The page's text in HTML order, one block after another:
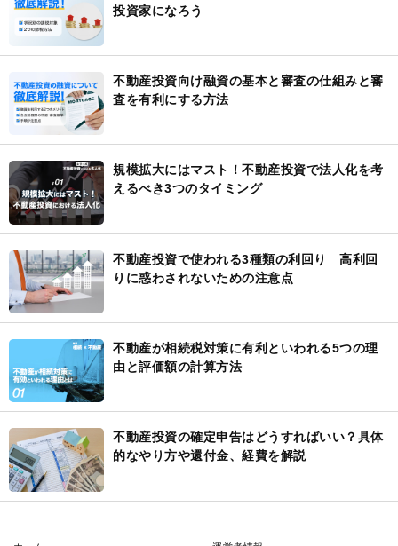
投資家になろう
不動産投資向け融資の基本と審査の仕組みと審
査を有利にする方法
規模拡大にはマスト！不動産投資で法人化を考
えるべき3つのタイミング
不動産投資で使われる3種類の利回り 高利回
りに惑わされないための注意点
不動産が相続税対策に有利といわれる5つの理
由と評価額の計算方法
不動産投資の確定申告はどうすればいい？具体
的なやり方や還付金、経費を解説